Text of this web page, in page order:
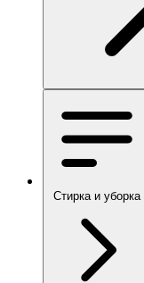
Стирка и уборка